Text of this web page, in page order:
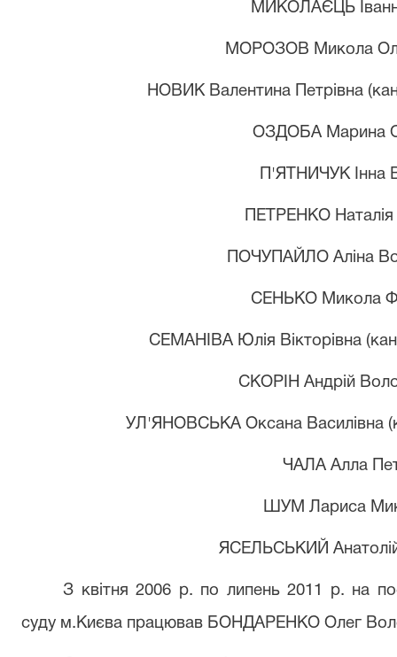
МИКОЛАЄЦЬ І
МОРОЗОВ М икола О
НОВИК Валентина етрівна
ОЗДОБА Марина
П'ЯТНИЧУК І нна
ПЕТРЕНКО Наталія
ПОЧУПАЙЛО Аліна В
СЕНЬКО М икола
СЕМАНІВА Юлія Вікторівна
СКОРІН Андрій В
УЛ'ЯНОВСЬКА Оксана Василівна
ЧАЛА Алла
ШУМ Л ариса М
ЯСЕЛЬСЬКИЙ А
З квітня 2006 р. по липень 2011 р. на
суду м.Києва працював БОНДАРЕНКО Олег